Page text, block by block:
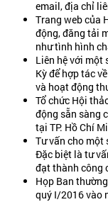
email, địa chỉ
Trang web của
động, đăng tải
như tình hình
Liên hệ với một
Kỳ để hợp tác
và hoạt động
Tổ chức Hội
động sẵn sàng
tại TP. Hồ Chí
Tư vấn cho một
Đặc biệt là tư
đạt thành công
Họp Ban
quý I/2016 vào